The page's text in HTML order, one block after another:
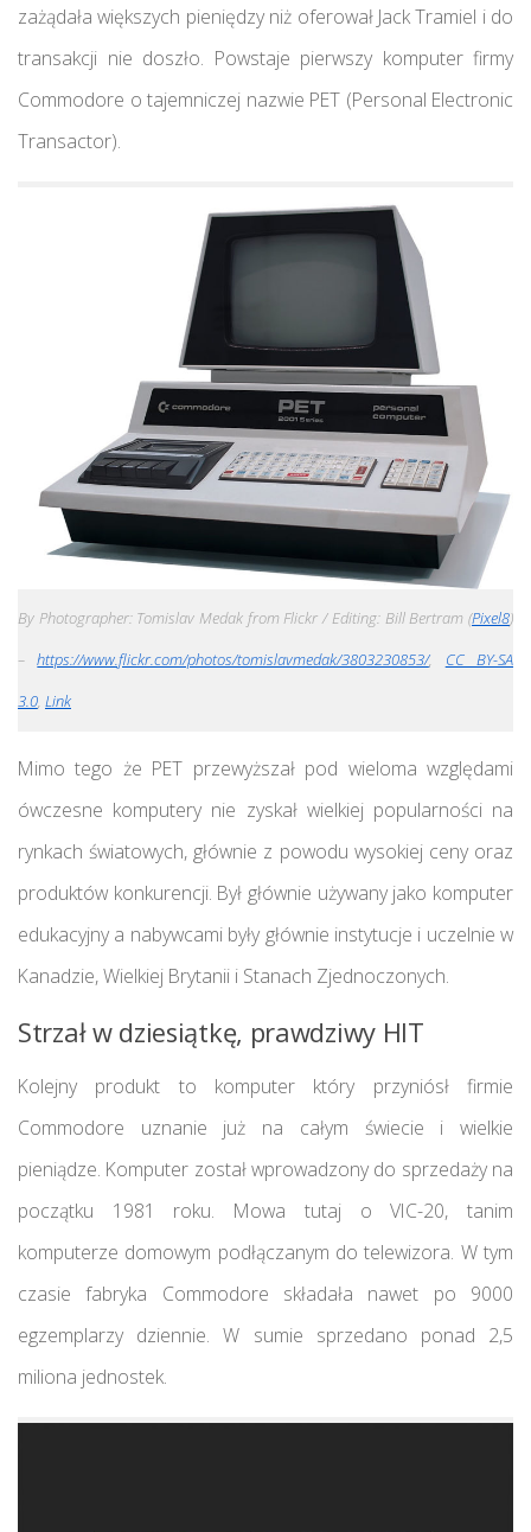
zażądała większych pieniędzy niż oferował Jack Tramiel i do
transakcji nie doszło. Powstaje pierwszy komputer firmy
Commodore o tajemniczej nazwie PET (Personal Electronic
Transactor).
By Photographer: Tomislav Medak from Flickr / Editing: Bill Bertram (Pixel8)
–https://www.flickr.com/photos/tomislavmedak/3803230853/, CC BY-SA
3.0, Link
Mimo tego że PET przewyższał pod wieloma względami
ówczesne komputery nie zyskał wielkiej popularności na
rynkach światowych, głównie z powodu wysokiej ceny oraz
produktów konkurencji. Był głównie używany jako komputer
edukacyjny a nabywcami były głównie instytucje i uczelnie w
Kanadzie, Wielkiej Brytanii i Stanach Zjednoczonych.
Strzał w dziesiątkę, prawdziwy HIT
Kolejny produkt to komputer który przyniósł firmie
Commodore uznanie już na całym świecie i wielkie
pieniądze. Komputer został wprowadzony do sprzedaży na
początku 1981 roku. Mowa tutaj o VIC-20, tanim
komputerze domowym podłączanym do telewizora. W tym
czasie fabryka Commodore składała nawet po 9000
egzemplarzy dziennie. W sumie sprzedano ponad 2,5
miliona jednostek.